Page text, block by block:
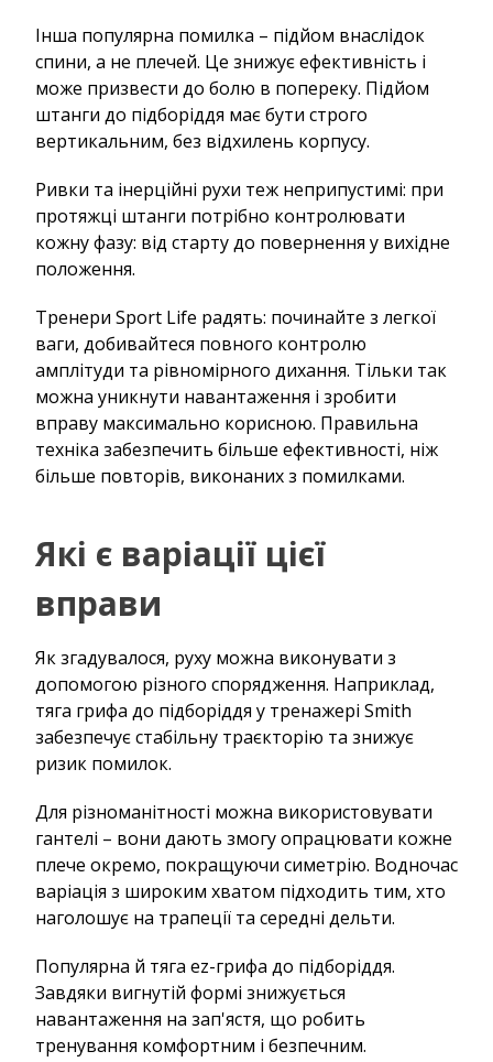
Інша популярна помилка – підйом внаслідок
спини, а не плечей. Це знижує ефективність і
може призвести до болю в попереку. Підйом
штанги до підборіддя має бути строго
вертикальним, без відхилень корпусу.
Ривки та інерційні рухи теж неприпустимі: при
протяжці штанги потрібно контролювати
кожну фазу: від старту до повернення у вихідне
положення.
Тренери Sport Life радять: починайте з легкої
ваги, добивайтеся повного контролю
амплітуди та рівномірного дихання. Тільки так
можна уникнути навантаження і зробити
вправу максимально корисною. Правильна
техніка забезпечить більше ефективності, ніж
більше повторів, виконаних з помилками.
Які є варіації цієї
вправи
Як згадувалося, руху можна виконувати з
допомогою різного спорядження. Наприклад,
тяга грифа до підборіддя у тренажері Smith
забезпечує стабільну траєкторію та знижує
ризик помилок.
Для різноманітності можна використовувати
гантелі – вони дають змогу опрацювати кожне
плече окремо, покращуючи симетрію. Водночас
варіація з широким хватом підходить тим, хто
наголошує на трапеції та середні дельти.
Популярна й тяга ez-грифа до підборіддя.
Завдяки вигнутій формі знижується
навантаження на зап'ястя, що робить
тренування комфортним і безпечним.